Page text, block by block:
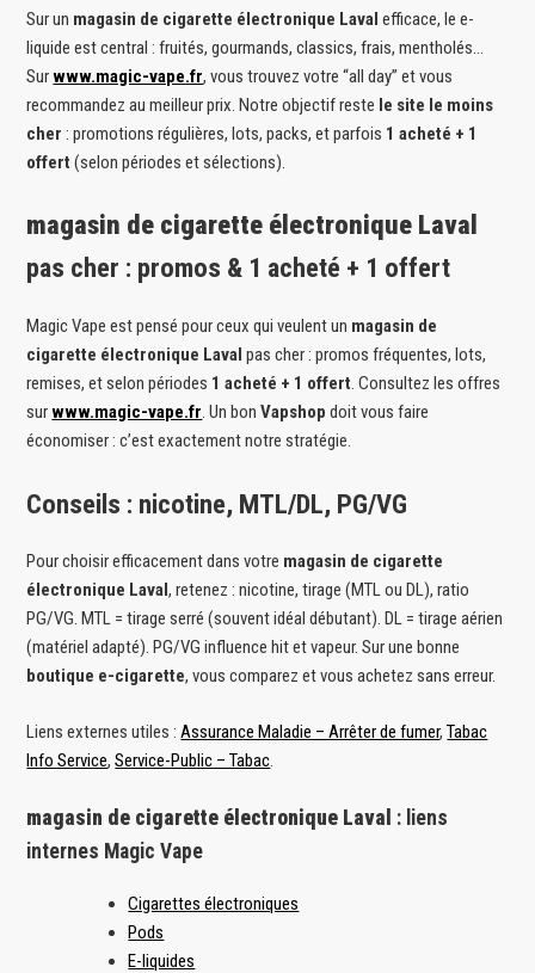
Sur un magasin de cigarette électronique Laval efficace, le e-
liquide est central : fruités, gourmands, classics, frais, mentholés…
Surwww.magic-vape.fr, vous trouvez votre “all day” et vous
recommandez au meilleur prix. Notre objectif reste le site le moins
cher : promotions régulières, lots, packs, et parfois 1 acheté + 1
offert (selon périodes et sélections).
magasin de cigarette électronique Laval
pas cher : promos & 1 acheté + 1 offert
Magic Vape est pensé pour ceux qui veulent un magasin de
cigarette électronique Laval pas cher : promos fréquentes, lots,
remises, et selon périodes 1 acheté + 1 offert. Consultez les offres
surwww.magic-vape.fr. Un bonVapshop doit vous faire
économiser : c’est exactement notre stratégie.
Conseils : nicotine, MTL/DL, PG/VG
Pour choisir efficacement dans votre magasin de cigarette
électronique Laval, retenez : nicotine, tirage (MTL ou DL), ratio
PG/VG. MTL = tirage serré (souvent idéal débutant). DL = tirage aérien
(matériel adapté). PG/VG influence hit et vapeur. Sur une bonne
boutique e-cigarette, vous comparez et vous achetez sans erreur.
Liens externes utiles :Assurance Maladie – Arrêter de fumer,Tabac
Info Service,Service-Public – Tabac.
magasin de cigarette électronique Laval : liens
internes Magic Vape
Cigarettes électroniques
Pods
E-liquides